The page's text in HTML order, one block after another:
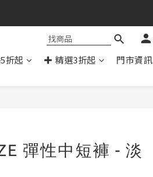
折起 ✚ 精選3折起 門市資訊
彈性中短褲 - 淡